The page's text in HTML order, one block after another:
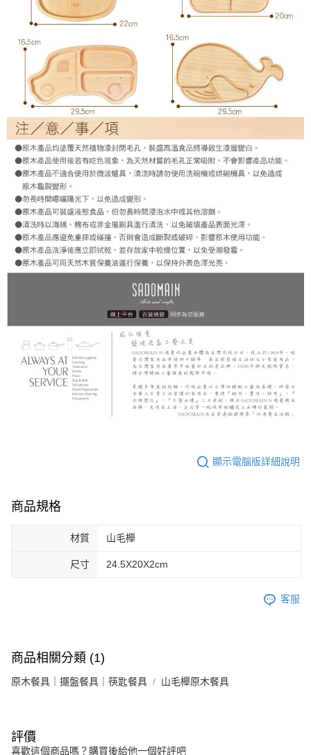
顯示電腦版詳細說明
商品規格
材質 山毛櫸
尺寸 24.5X20X2cm
客服
商品相關分類 (1)
原木餐具｜擺盤餐具｜筷匙餐具 山毛櫸原木餐具
評價
喜歡這個商品嗎？購買後給他一個好評吧